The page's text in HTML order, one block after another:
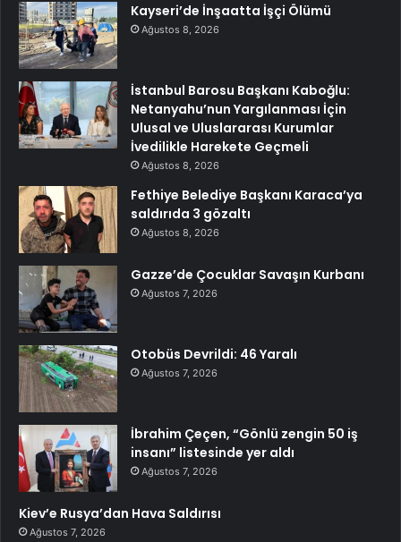
Kayseri’de İnşaatta İşçi Ölümü
Ağustos 8, 2026
İstanbul Barosu Başkanı Kaboğlu:
Netanyahu’nun Yargılanması İçin
Ulusal ve Uluslararası Kurumlar
İvedilikle Harekete Geçmeli
Ağustos 8, 2026
Fethiye Belediye Başkanı Karaca’ya
saldırıda 3 gözaltı
Ağustos 8, 2026
Gazze’de Çocuklar Savaşın Kurbanı
Ağustos 7, 2026
Otobüs Devrildi: 46 Yaralı
Ağustos 7, 2026
İbrahim Çeçen, “Gönlü zengin 50 iş
insanı” listesinde yer aldı
Ağustos 7, 2026
Kiev’e Rusya’dan Hava Saldırısı
Ağustos 7, 2026